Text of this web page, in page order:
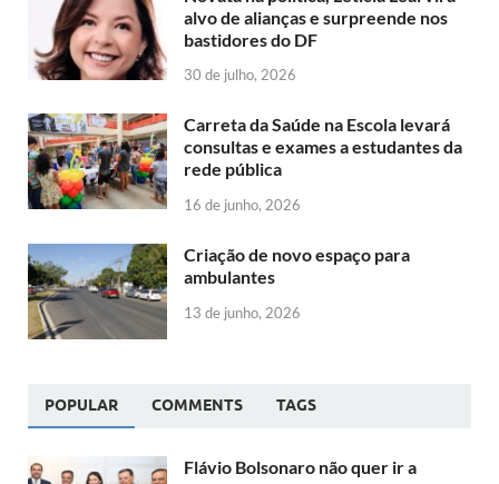
alvo de alianças e surpreende nos
bastidores do DF
30 de julho, 2026
Carreta da Saúde na Escola levará
consultas e exames a estudantes da
rede pública
16 de junho, 2026
Criação de novo espaço para
ambulantes
13 de junho, 2026
POPULAR COMMENTS TAGS
Flávio Bolsonaro não quer ir a